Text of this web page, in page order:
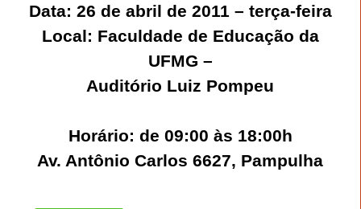
Data: 26 de abril de 2011 – terça-feira
Local: Faculdade de Educação da
UFMG –
Auditório Luiz Pompeu
Horário: de 09:00 às 18:00h
Av. Antônio Carlos 6627, Pampulha